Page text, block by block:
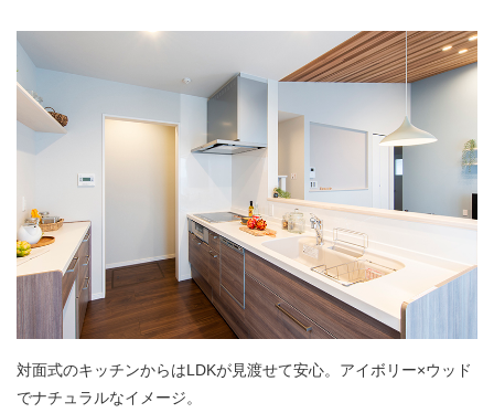
対面式のキッチンからはLDKが見渡せて安心。アイボリー×ウッド
でナチュラルなイメージ。